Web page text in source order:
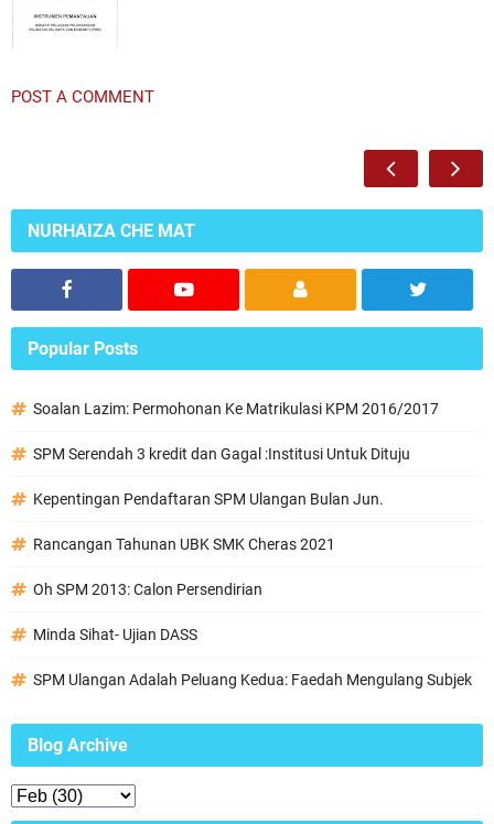
POST A COMMENT
NURHAIZA CHE MAT
Popular Posts
Soalan Lazim: Permohonan Ke Matrikulasi KPM 2016/2017
SPM Serendah 3 kredit dan Gagal :Institusi Untuk Dituju
Kepentingan Pendaftaran SPM Ulangan Bulan Jun.
Rancangan Tahunan UBK SMK Cheras 2021
Oh SPM 2013: Calon Persendirian
Minda Sihat- Ujian DASS
SPM Ulangan Adalah Peluang Kedua: Faedah Mengulang Subjek
Blog Archive